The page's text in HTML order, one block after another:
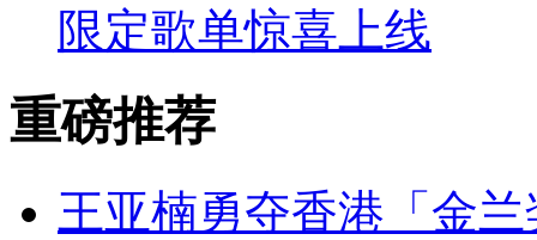
限定歌单惊喜上线
重磅推荐
王亚楠勇夺香港「金